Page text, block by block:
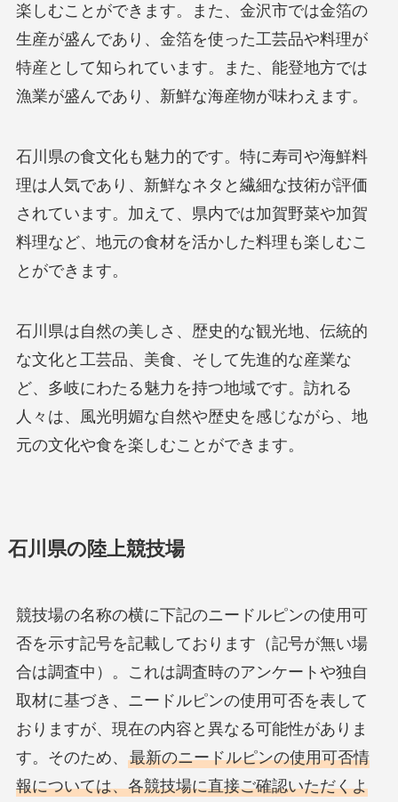
楽しむことができます。また、金沢市では金箔の
生産が盛んであり、金箔を使った工芸品や料理が
特産として知られています。また、能登地方では
漁業が盛んであり、新鮮な海産物が味わえます。
石川県の食文化も魅力的です。特に寿司や海鮮料
理は人気であり、新鮮なネタと繊細な技術が評価
されています。加えて、県内では加賀野菜や加賀
料理など、地元の食材を活かした料理も楽しむこ
とができます。
石川県は自然の美しさ、歴史的な観光地、伝統的
な文化と工芸品、美食、そして先進的な産業な
ど、多岐にわたる魅力を持つ地域です。訪れる
人々は、風光明媚な自然や歴史を感じながら、地
元の文化や食を楽しむことができます。
石川県の陸上競技場
競技場の名称の横に下記のニードルピンの使用可
否を示す記号を記載しております（記号が無い場
合は調査中）。これは調査時のアンケートや独自
取材に基づき、ニードルピンの使用可否を表して
おりますが、現在の内容と異なる可能性がありま
す。そのため、 最新のニードルピンの使用可否情
報については、各競技場に直接ご確認いただくよ